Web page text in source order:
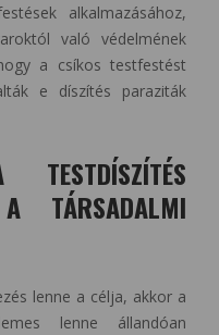
alkalmazásához,
való védelmének
a csíkos testfestést
e díszítés paraziták
TÁRSADALMI
lenne a célja, akkor a
lenne állandóan